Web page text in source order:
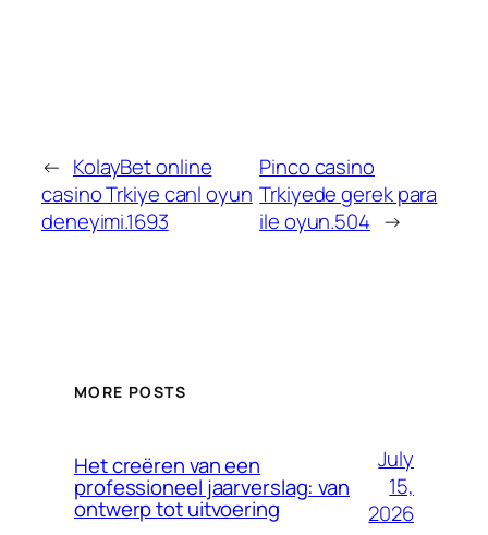
← KolayBet online
casino Trkiye canl oyun
deneyimi.1693
Pinco casino
Trkiyede gerek para
ile oyun.504 →
MORE POSTS
Het creëren van een
professioneel jaarverslag: van
ontwerp tot uitvoering
July
15,
2026